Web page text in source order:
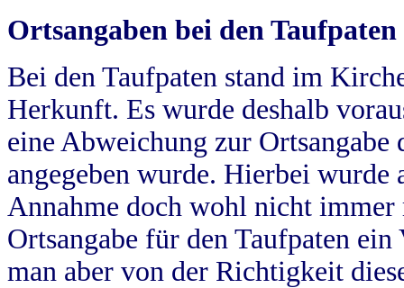
Ortsangaben bei den Taufpaten
Bei den Taufpaten stand im
Herkunft. Es wurde deshalb
eine Abweichung zur
angegeben wurde. Hierbei wurde
Annahme doch wohl nicht
Ortsangabe für den Taufpaten
man aber von der Richtigkeit